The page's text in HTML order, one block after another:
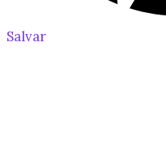
Salvar